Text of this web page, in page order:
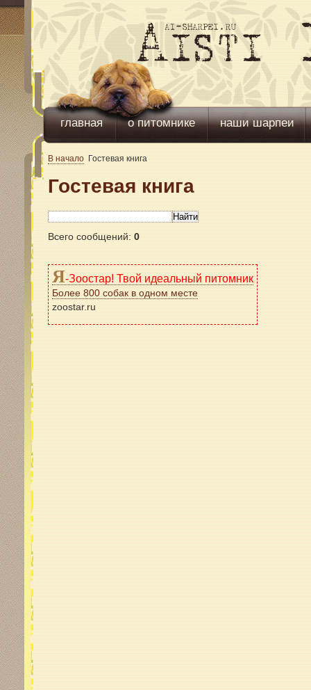
главная о питомнике наши шарпеи
В начало Гостевая книга
Гостевая книга
Всего сообщений: 0
Я-Зоостар! Твой идеальный питомник
Более 800 собак в одном месте
zoostar.ru